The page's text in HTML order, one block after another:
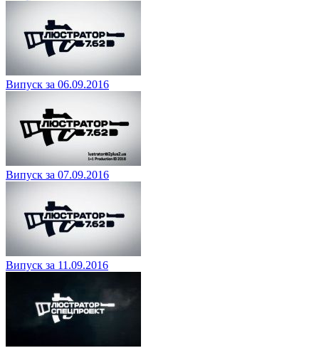
Випуск за 06.09.2016
Випуск за 07.09.2016
Випуск за 11.09.2016